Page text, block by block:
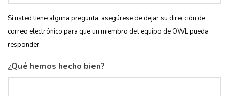
Si usted tiene alguna pregunta, asegúrese de dejar su dirección de
correo electrónico para que un miembro del equipo de OWL pueda
responder.
¿Qué hemos hecho bien?